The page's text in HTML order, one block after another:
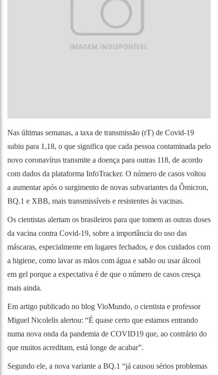
Nas últimas semanas, a taxa de transmissão (rT) de Covid-19
subiu para 1,18, o que significa que cada pessoa contaminada pelo
novo coronavírus transmite a doença para outras 118, de acordo
com dados da plataforma InfoTracker. O número de casos voltou
a aumentar após o surgimento de novas subvariantes da Ômicron,
BQ.1 e XBB, mais transmissíveis e resistentes às vacinas.
Os cientistas alertam os brasileiros para que tomem as outras doses
da vacina contra Covid-19, sobre a importância do uso das
máscaras, especialmente em lugares fechados, e dos cuidados com
a higiene, como lavar as mãos com água e sabão ou usar álcool
em gel porque a expectativa é de que o número de casos cresça
mais ainda.
Em artigo publicado no blog VioMundo, o cientista e professor
Miguel Nicolelis alertou: “É quase certo que estamos entrando
numa nova onda da pandemia de COVID19 que, ao contrário do
que muitos acreditam, está longe de acabar”.
Segundo ele, a nova variante a BQ.1 “já causou sérios problemas